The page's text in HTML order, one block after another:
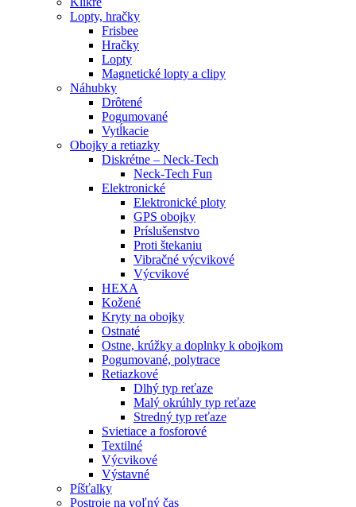
Lopty, hračky
Frisbee
Hračky
Lopty
Magnetické lopty a clipy
Náhubky
Drôtené
Pogumované
Vytĺkacie
Obojky a retiazky
Diskrétne – Neck-Tech
Neck-Tech Fun
Elektronické
Elektronické ploty
GPS obojky
Príslušenstvo
Proti štekaniu
Vibračné výcvikové
Výcvikové
HEXA
Kožené
Kryty na obojky
Ostnaté
Ostne, krúžky a doplnky k obojkom
Pogumované, polytrace
Retiazkové
Dlhý typ reťaze
Malý okrúhly typ reťaze
Stredný typ reťaze
Svietiace a fosforové
Textilné
Výcvikové
Výstavné
Píšťalky
Postroje na voľný čas